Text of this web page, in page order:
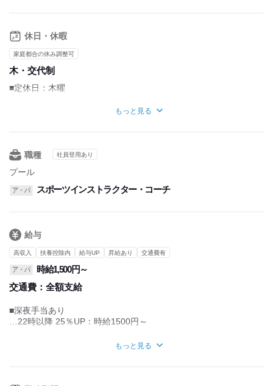
9：00～21：15
-日曜日・祝日-
9：00～21：00
■週2日～OK
■1日4時間～OK
■休憩：6時間勤務につき、1時間
・実働時間：8時間（フルタイムの場合）
・平均所定労働時間：1カ月当たり96時間
（フルタイムの場合）
■残業なし
休日・休暇
家庭都合の休み調整可
木・交代制
■定休日：木曜
もっと見る
職種 社員登用あり
プール
ア・パ スポーツインストラクター・コーチ
給与
高収入 扶養控除内 給与UP 昇給あり 交通費有
ア・パ
時給1,500円～
交通費： 全額支給
■深夜手当あり
…22時以降 25％UP：時給1500円～
もっと見る